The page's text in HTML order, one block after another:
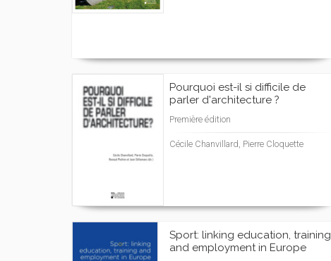
Pourquoi est-il si difficile de
parler d'architecture ?
Première édition
Cécile Chanvillard, Pierre Cloquette
Sport: linking education, training
and employment in Europe